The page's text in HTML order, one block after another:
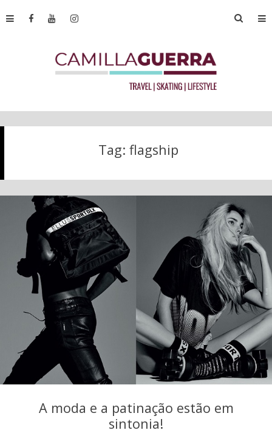
Tag: flagship
A moda e a patinação estão em
sintonia!